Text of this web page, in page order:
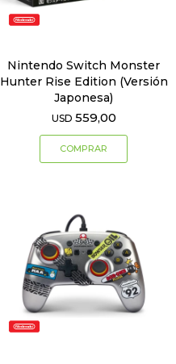
Nintendo Switch Monster
Hunter Rise Edition (Versión
Japonesa)
USD 559,00